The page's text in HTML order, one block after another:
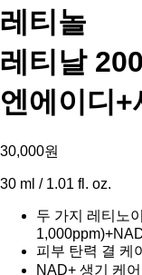
레티놀
레티날
엔에이디+
30,000원
30 ml / 1.01 fl. oz.
두 가지 레티노
피부 탄력 결 케
NAD+ 생기 케어